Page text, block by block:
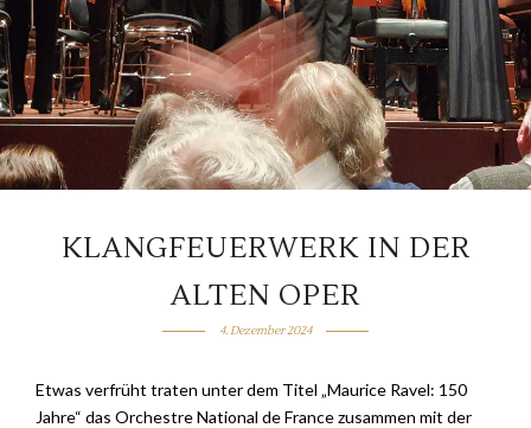
KLANGFEUERWERK IN DER
ALTEN OPER
4. Dezember 2024
Etwas verfrüht traten unter dem Titel „Maurice Ravel: 150
Jahre“ das Orchestre National de France zusammen mit der